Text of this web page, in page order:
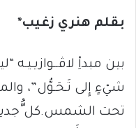
بقلم هنري زغيب*
بين مبدأِ
شيْءٍ إِلى تَـحَـوُّل”،
تحت الشمس.كل